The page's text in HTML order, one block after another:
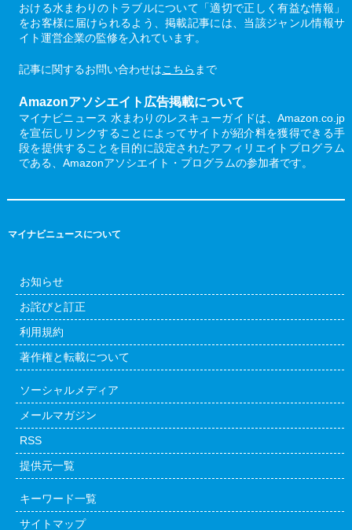
おける水まわりのトラブルについて「適切で正しく有益な情報」
をお客様に届けられるよう、掲載記事には、当該ジャンル情報サ
イト運営企業の監修を入れています。
記事に関するお問い合わせはこちら まで
Amazonアソシエイト広告掲載について
マイナビニュース 水まわりのレスキューガイドは、Amazon.co.jp
を宣伝しリンクすることによってサイトが紹介料を獲得できる手
段を提供することを目的に設定されたアフィリエイトプログラム
である、Amazonアソシエイト・プログラムの参加者です。
マイナビニュースについて
お知らせ
お詫びと訂正
利用規約
著作権と転載について
ソーシャルメディア
メールマガジン
RSS
提供元一覧
キーワード一覧
サイトマップ